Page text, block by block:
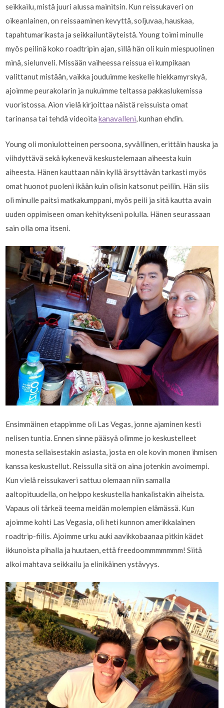
seikkailu, mistä juuri alussa mainitsin. Kun reissukaveri on
oikeanlainen, on reissaaminen kevyttä, soljuvaa, hauskaa,
tapahtumarikasta ja seikkailuntäyteistä. Young toimi minulle
myös peilinä koko roadtripin ajan, sillä hän oli kuin miespuolinen
minä, sielunveli. Missään vaiheessa reissua ei kumpikaan
valittanut mistään, vaikka jouduimme keskelle hiekkamyrskyä,
ajoimme peurakolarin ja nukuimme teltassa pakkaslukemissa
vuoristossa. Aion vielä kirjoittaa näistä reissuista omat
tarinansa tai tehdä videoitakanavalleni, kunhan ehdin.
Young oli moniulotteinen persoona, syvällinen, erittäin hauska ja
viihdyttävä sekä kykenevä keskustelemaan aiheesta kuin
aiheesta. Hänen kauttaan näin kyllä ärsyttävän tarkasti myös
omat huonot puoleni ikään kuin olisin katsonut peiliin. Hän siis
oli minulle paitsi matkakumppani, myös peili ja sitä kautta avain
uuden oppimiseen oman kehitykseni polulla. Hänen seurassaan
sain olla oma itseni.
Ensimmäinen etappimme oli Las Vegas, jonne ajaminen kesti
nelisen tuntia. Ennen sinne pääsyä olimme jo keskustelleet
monesta sellaisestakin asiasta, josta en ole kovin monen ihmisen
kanssa keskustellut. Reissulla sitä on aina jotenkin avoimempi.
Kun vielä reissukaveri sattuu olemaan niin samalla
aaltopituudella, on helppo keskustella hankalistakin aiheista.
Vapaus oli tärkeä teema meidän molempien elämässä. Kun
ajoimme kohti Las Vegasia, oli heti kunnon amerikkalainen
roadtrip-fiilis. Ajoimme urku auki aavikkobaanaa pitkin kädet
ikkunoista pihalla ja huutaen, että freedoommmmmmm! Siitä
alkoi mahtava seikkailu ja elinikäinen ystävyys.